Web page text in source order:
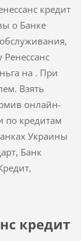
кредит
о Банке
на . При
Взять
онлайн-
по кредитам
Украины
Банк
кредит